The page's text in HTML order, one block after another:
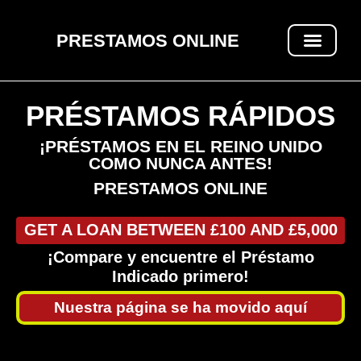
PRESTAMOS ONLINE
PRÉSTAMOS RÁPIDOS
¡PRÉSTAMOS EN EL REINO UNIDO
COMO NUNCA ANTES!
PRESTAMOS ONLINE
GET A LOAN BETWEEN £100 AND £5,000
¡Compare y encuentre el Préstamo
Indicado primero!
Nuestra página se ha movido aquí